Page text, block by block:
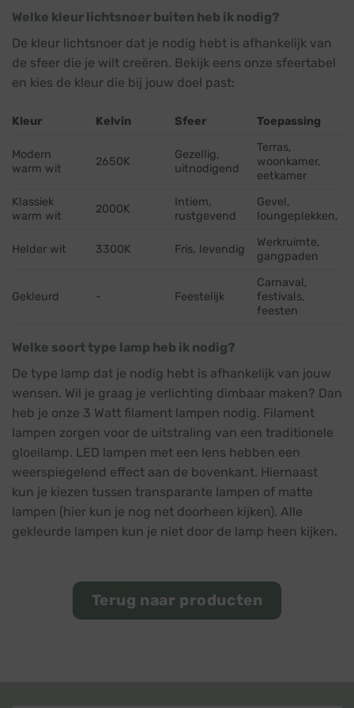
Welke kleur lichtsnoer buiten heb ik nodig?
De kleur lichtsnoer dat je nodig hebt is afhankelijk van
de sfeer die je wilt creëren. Bekijk eens onze sfeertabel
en kies de kleur die bij jouw doel past:
Kleur Kelvin Sfeer Toepassing
Modern
warm wit
2650K
Gezellig,
uitnodigend
Terras,
woonkamer,
eetkamer
Klassiek
warm wit
2000K
Intiem,
rustgevend
Gevel,
loungeplekken,
Helder wit 3300K Fris, levendig
Werkruimte,
gangpaden
Gekleurd - Feestelijk
Carnaval,
festivals,
feesten
Welke soort type lamp heb ik nodig?
De type lamp dat je nodig hebt is afhankelijk van jouw
wensen. Wil je graag je verlichting dimbaar maken? Dan
heb je onze 3 Watt filament lampen nodig. Filament
lampen zorgen voor de uitstraling van een traditionele
gloeilamp. LED lampen met een lens hebben een
weerspiegelend effect aan de bovenkant. Hiernaast
kun je kiezen tussen transparante lampen of matte
lampen (hier kun je nog net doorheen kijken). Alle
gekleurde lampen kun je niet door de lamp heen kijken.
Terug naar producten